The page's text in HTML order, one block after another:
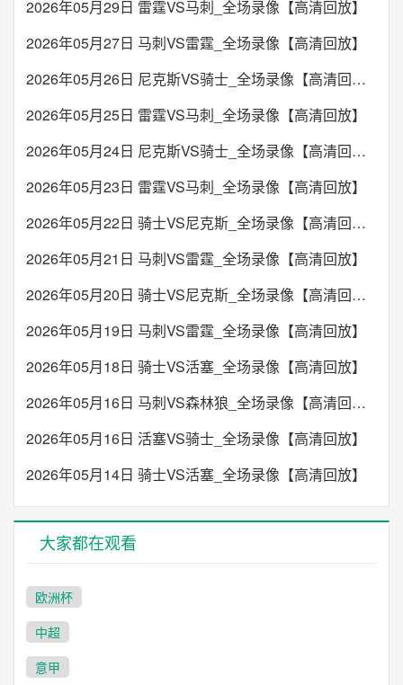
2026年05月29日 雷霆VS马刺_全场录像【高清回放】
2026年05月27日 马刺VS雷霆_全场录像【高清回放】
2026年05月26日 尼克斯VS骑士_全场录像【高清回放】
2026年05月25日 雷霆VS马刺_全场录像【高清回放】
2026年05月24日 尼克斯VS骑士_全场录像【高清回放】
2026年05月23日 雷霆VS马刺_全场录像【高清回放】
2026年05月22日 骑士VS尼克斯_全场录像【高清回放】
2026年05月21日 马刺VS雷霆_全场录像【高清回放】
2026年05月20日 骑士VS尼克斯_全场录像【高清回放】
2026年05月19日 马刺VS雷霆_全场录像【高清回放】
2026年05月18日 骑士VS活塞_全场录像【高清回放】
2026年05月16日 马刺VS森林狼_全场录像【高清回放】
2026年05月16日 活塞VS骑士_全场录像【高清回放】
2026年05月14日 骑士VS活塞_全场录像【高清回放】
大家都在观看
欧洲杯
中超
意甲